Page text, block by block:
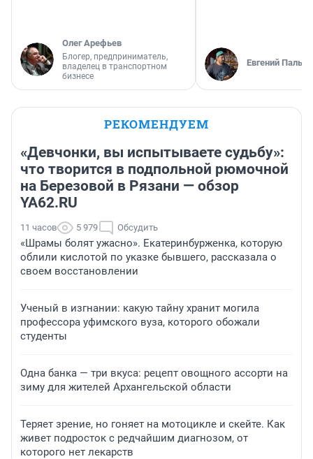
Олег Арефьев
Блогер, предприниматель,
владелец в транспортном
бизнесе
Евгений
РЕКОМЕНДУЕМ
«Девчонки, вы испытываете судьбу»:
что творится в подпольной рюмочной
на Березовой в Рязани — обзор
YA62.RU
11 часов 5 979 Обсудить
«Шрамы болят ужасно». Екатеринбурженка, которую
облили кислотой по указке бывшего, рассказала о
своем восстановлении
Ученый в изгнании: какую тайну хранит могила
профессора уфимского вуза, которого обожали
студенты
Одна банка — три вкуса: рецепт овощного ассорти на
зиму для жителей Архангельской области
Теряет зрение, но гоняет на мотоцикле и скейте. Как
живет подросток с редчайшим диагнозом, от
которого нет лекарств